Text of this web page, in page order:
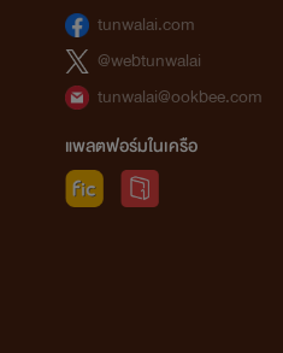
tunwalai.com
@webtunwalai
tunwalai@ookbee.com
แพลตฟอร์มในเครือ